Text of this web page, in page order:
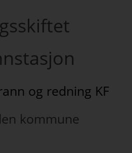
og redning KF
kommune